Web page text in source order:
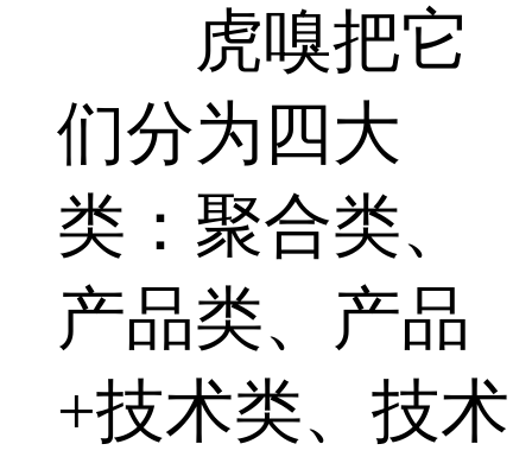
虎嗅把它
们分为四大
类：聚合类、
产品类、产品
+技术类、技术